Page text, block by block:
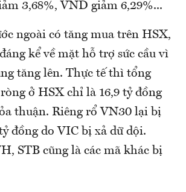
3,68%, VND giảm 6,29%...
ngoài có tăng mua trên HSX,
kể về mặt hỗ trợ sức cầu vì
tăng lên. Thực tế thì tổng
ở HSX chỉ là 16,9 tỷ đồng
thuận. Riêng rổ VN30 lại bị
đồng do VIC bị xả dữ dội.
STB cũng là các mã khác bị